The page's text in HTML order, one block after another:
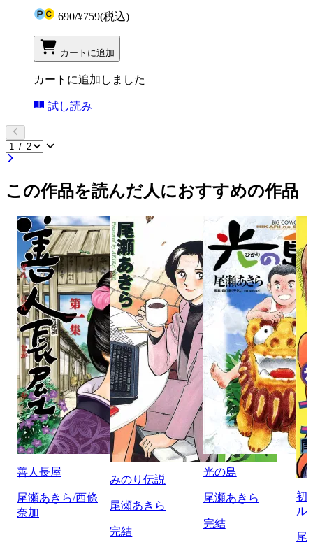
690/¥759(税込)
カートに追加
カートに追加しました
試し読み
この作品を読んだ人におすすめの作品
善人長屋
尾瀬あきら/西條
奈加
みのり伝説
尾瀬あきら
完結
光の島
尾瀬あきら
完結
初
ル
尾